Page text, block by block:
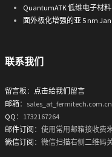
QuantumATK 低维电子材料
面外极化增强的亚 5 nm
联系我们
留言板 ： 点击给我们留言
邮箱：sales_at_fermitech.com.cn
QQ ：1732167264
邮件订阅 ：使用常用邮箱接收费
微信订阅 ：微信扫描右侧二维码